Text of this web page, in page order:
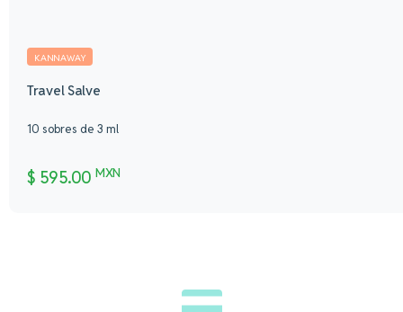
KANNAWAY
Travel Salve
10 sobres de 3 ml
$ 595.00 MXN